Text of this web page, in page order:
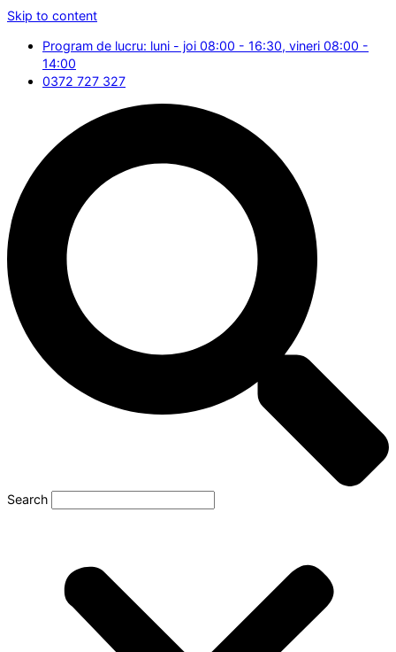
Skip to content
Program de lucru: luni - joi 08:00 - 16:30, vineri 08:00 -
14:00
0372 727 327
Search